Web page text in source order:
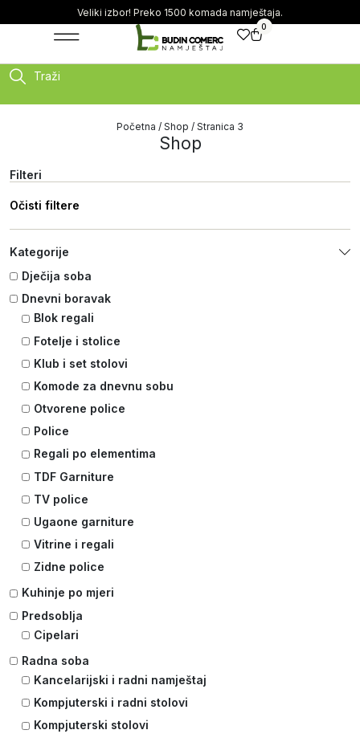
Veliki izbor! Preko 1500 komada namještaja.
0
Traži
Početna / Shop / Stranica 3
Shop
Filteri
Očisti filtere
Kategorije
Dječija soba
Dnevni boravak
Blok regali
Fotelje i stolice
Klub i set stolovi
Komode za dnevnu sobu
Otvorene police
Police
Regali po elementima
TDF Garniture
TV police
Ugaone garniture
Vitrine i regali
Zidne police
Kuhinje po mjeri
Predsoblja
Cipelari
Radna soba
Kancelarijski i radni namještaj
Kompjuterski i radni stolovi
Kompjuterski stolovi